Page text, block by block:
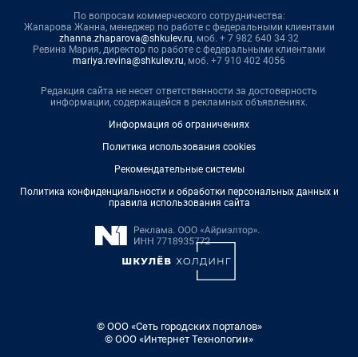
По вопросам коммерческого сотрудничества:
Жапарова Жанна, менеджер по работе с федеральными клиентами
zhanna.zhaparova@shkulev.ru, моб. + 7 982 640 34 32
Ревина Мария, директор по работе с федеральными клиентами
mariya.revina@shkulev.ru, моб. +7 910 402 4056
Редакция сайта не несет ответственности за достоверность
информации, содержащейся в рекламных объявлениях.
Информация об ограничениях
Политика использования cookies
Рекомендательные системы
Политика конфиденциальности и обработки персональных данных и
правила использования сайта
© ООО «Сеть городских порталов»
© ООО «Интернет Технологии»